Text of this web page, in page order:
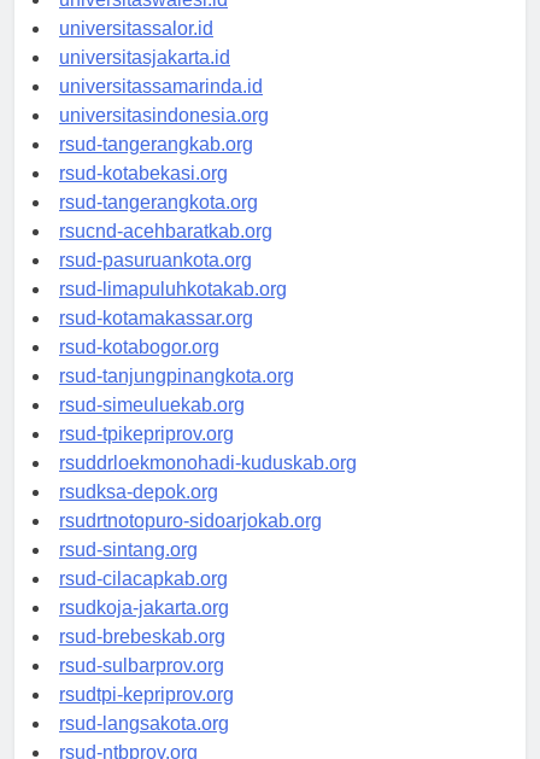
universitaswalesi.id
universitassalor.id
universitasjakarta.id
universitassamarinda.id
universitasindonesia.org
rsud-tangerangkab.org
rsud-kotabekasi.org
rsud-tangerangkota.org
rsucnd-acehbaratkab.org
rsud-pasuruankota.org
rsud-limapuluhkotakab.org
rsud-kotamakassar.org
rsud-kotabogor.org
rsud-tanjungpinangkota.org
rsud-simeuluekab.org
rsud-tpikepriprov.org
rsuddrloekmonohadi-kuduskab.org
rsudksa-depok.org
rsudrtnotopuro-sidoarjokab.org
rsud-sintang.org
rsud-cilacapkab.org
rsudkoja-jakarta.org
rsud-brebeskab.org
rsud-sulbarprov.org
rsudtpi-kepriprov.org
rsud-langsakota.org